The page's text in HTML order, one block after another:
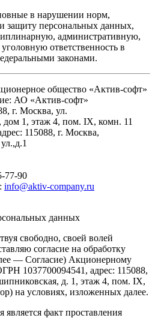
в нарушении норм,
защиту персональных данных,
административную,
ответственность в
законами.
общество «Актив-софт»
АО «Актив-софт»
г. Москва, ул.
1, этаж 4, пом. IX, комн. 11
115088, г. Москва,
77-90
info@aktiv-company.ru
данных
свободно, своей волей
согласие на обработку
— Согласие) Акционерному
1037700094541, адрес: 115088,
д. 1, этаж 4, пом. IX,
на условиях, изложенных далее.
факт проставления